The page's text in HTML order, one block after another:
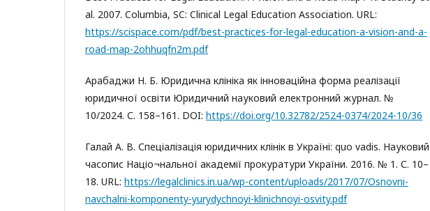
al. 2007. Columbia, SC: Clinical Legal Education Association. URL:
https://scispace.com/pdf/best-practices-for-legal-education-a-vision-and-a-
road-map-2ohhuqfn2m.pdf
Арабаджи Н. Б. Юридична клініка як інноваційна форма реалізації
юридичної освіти Юридичний науковий електронний журнал. №
10/2024. С. 158–161. DOI: https://doi.org/10.32782/2524-0374/2024-10/36
Галай А. В. Спеціалізація юридичних клінік в Україні: quo vadis. Науковий
часопис Націо¬нальної академії прокуратури України. 2016. № 1. С. 10–
18. URL: https://legalclinics.in.ua/wp-content/uploads/2017/07/Osnovni-
navchalni-komponenty-yurydychnoyi-klinichnoyi-osvity.pdf